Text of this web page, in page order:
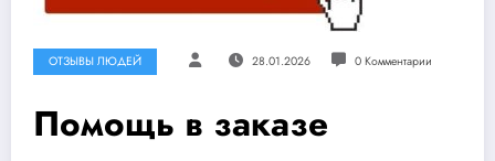
ОТЗЫВЫ ЛЮДЕЙ 28.01.2026 0 Комментарии
Помощь в заказе